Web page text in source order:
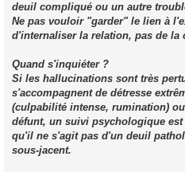
deuil compliqué ou un autre
Ne pas vouloir "garder" le lien à
d'internaliser la relation, pas de la
Quand s'inquiéter ?
Si les hallucinations sont très
s'accompagnent de détresse
(culpabilité intense, rumination)
défunt, un suivi psychologique
qu'il ne s'agit pas d'un deuil
sous-jacent.